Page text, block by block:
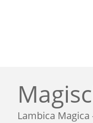
Lambica